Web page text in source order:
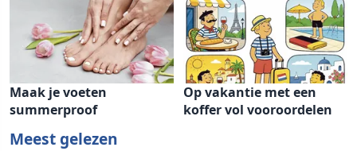
Maak je voeten
summerproof
Op vakantie met een
koffer vol vooroordelen
Meest gelezen